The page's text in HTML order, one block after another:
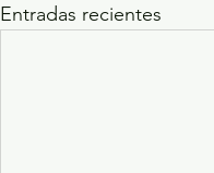
Entradas recientes